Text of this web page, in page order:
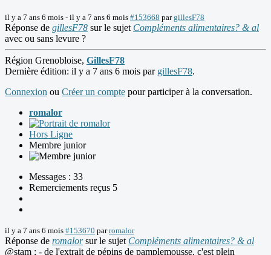
il y a 7 ans 6 mois - il y a 7 ans 6 mois #153668 pargillesF78
Réponse de gillesF78 sur le sujet Compléments alimentaires? & al
avec ou sans levure ?
Région Grenobloise, GillesF78
Dernière édition: il y a 7 ans 6 mois par gillesF78.
Connexion ou Créer un compte pour participer à la conversation.
romalor
Hors Ligne
Membre junior
Messages : 33
Remerciements reçus 5
il y a 7 ans 6 mois #153670 parromalor
Réponse de romalorsur le sujet Compléments alimentaires? & al
@stam : - de l'extrait de pépins de pamplemousse, c'est plein